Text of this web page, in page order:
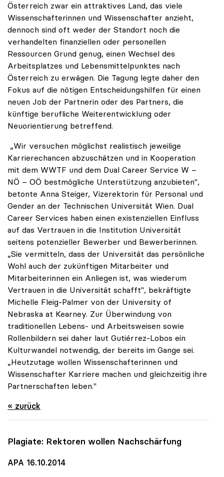
Österreich zwar ein attraktives Land, das viele
Wissenschafterinnen und Wissenschafter anzieht,
dennoch sind oft weder der Standort noch die
verhandelten finanziellen oder personellen
Ressourcen Grund genug, einen Wechsel des
Arbeitsplatzes und Lebensmittelpunktes nach
Österreich zu erwägen. Die Tagung legte daher den
Fokus auf die nötigen Entscheidungshilfen für einen
neuen Job der Partnerin oder des Partners, die
künftige berufliche Weiterentwicklung oder
Neuorientierung betreffend.
„Wir versuchen möglichst realistisch jeweilige
Karrierechancen abzuschätzen und in Kooperation
mit dem WWTF und dem Dual Career Service W –
NÖ – OÖ bestmögliche Unterstützung anzubieten",
betonte Anna Steiger, Vizerektorin für Personal und
Gender an der Technischen Universität Wien. Dual
Career Services haben einen existenziellen Einfluss
auf das Vertrauen in die Institution Universität
seitens potenzieller Bewerber und Bewerberinnen.
„Sie vermitteln, dass der Universität das persönliche
Wohl auch der zukünftigen Mitarbeiter und
Mitarbeiterinnen ein Anliegen ist, was wiederum
Vertrauen in die Universität schafft", bekräftigte
Michelle Fleig-Palmer von der University of
Nebraska at Kearney. Zur Überwindung von
traditionellen Lebens- und Arbeitsweisen sowie
Rollenbildern sei daher laut Gutiérrez-Lobos ein
Kulturwandel notwendig, der bereits im Gange sei.
„Heutzutage wollen Wissenschafterinnen und
Wissenschafter Karriere machen und gleichzeitig ihre
Partnerschaften leben."
« zurück
Plagiate: Rektoren wollen Nachschärfung
APA 16.10.2014